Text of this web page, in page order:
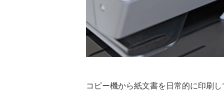
コピー機から紙文書を日常的に印刷